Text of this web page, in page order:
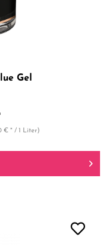
Gel
€ * / 1 Liter)